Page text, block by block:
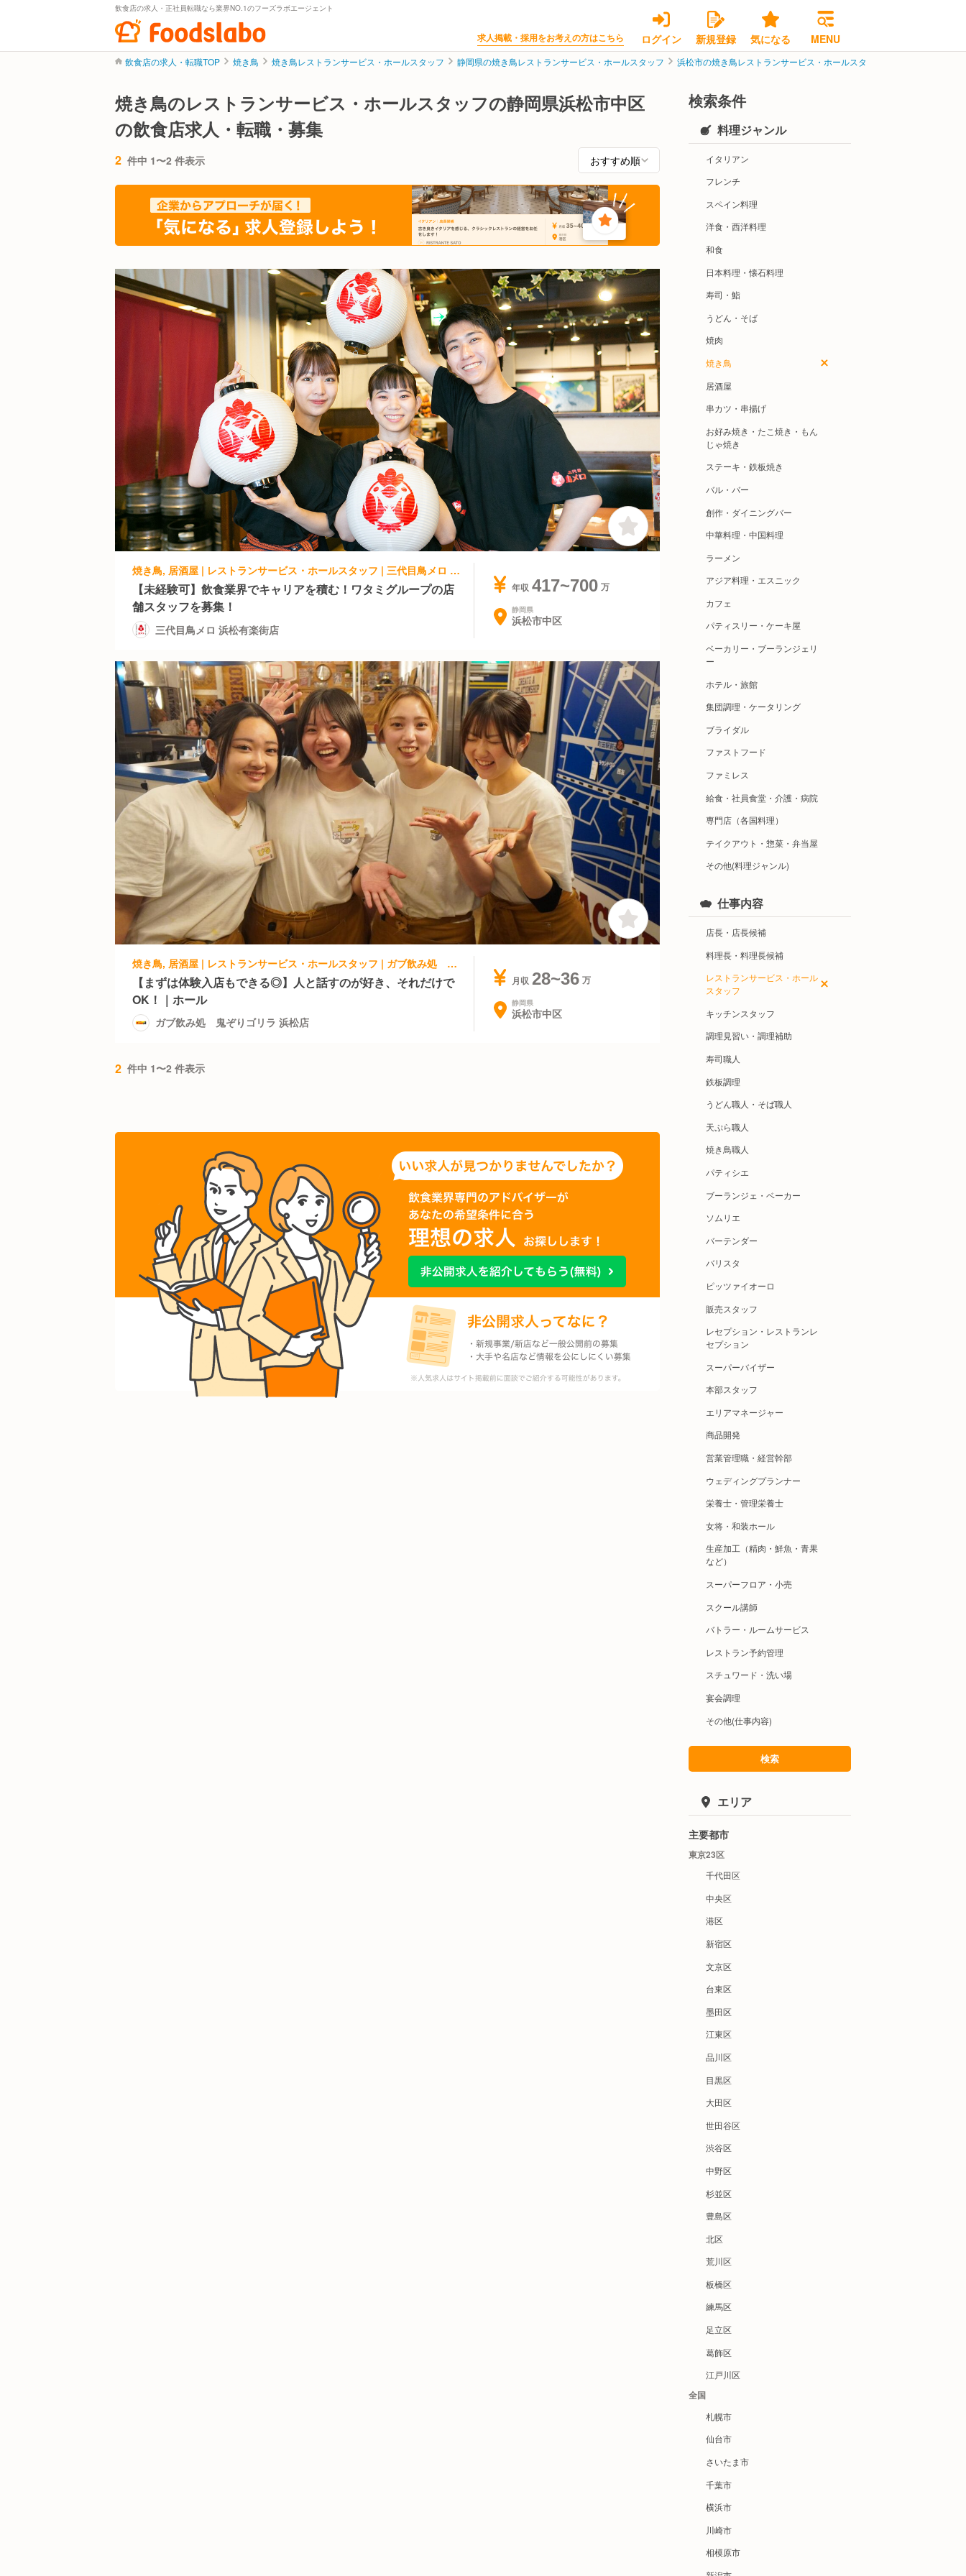
飲食店の求人・正社員転職なら業界NO.1のフーズラボエージェント
求人掲載・採用をお考えの方はこちら ログイン 新規登録 気になる MENU
飲食店の求人・転職TOP 焼き鳥 焼き鳥レストランサービス・ホールスタッフ 静岡県の焼き鳥レストランサービス・ホールスタッフ 浜松市の焼き鳥レストランサービス・ホールスタッフ
焼き鳥のレストランサービス・ホールスタッフの静岡県浜松市中区
の飲食店求人・転職・募集
2 件中 1〜2 件表示
焼き鳥, 居酒屋 | レストランサービス・ホールスタッフ | 三代目鳥メロ 浜松有楽街店
【未経験可】飲食業界でキャリアを積む！ワタミグループの店
舗スタッフを募集！
三代目鳥メロ 浜松有楽街店
年収 417~700
静岡県
浜松市中区
焼き鳥, 居酒屋 | レストランサービス・ホールスタッフ | ガブ飲み処 鬼ぞりゴリラ 浜松店
【まずは体験入店もできる◎】人と話すのが好き、それだけで
OK！｜ホール
ガブ飲み処 鬼ぞりゴリラ 浜松店
月収 28~36
静岡県
浜松市中区
2 件中 1〜2 件表示
検索条件
料理ジャンル
イタリアン
フレンチ
スペイン料理
洋食・西洋料理
和食
日本料理・懐石料理
寿司・鮨
うどん・そば
焼肉
焼き鳥
居酒屋
串カツ・串揚げ
お好み焼き・たこ焼き・もん
じゃ焼き
ステーキ・鉄板焼き
バル・バー
創作・ダイニングバー
中華料理・中国料理
ラーメン
アジア料理・エスニック
カフェ
パティスリー・ケーキ屋
ベーカリー・ブーランジェリ
ー
ホテル・旅館
集団調理・ケータリング
ブライダル
ファストフード
ファミレス
給食・社員食堂・介護・病院
専門店（各国料理）
テイクアウト・惣菜・弁当屋
その他(料理ジャンル)
仕事内容
店長・店長候補
料理長・料理長候補
レストランサービス・ホール
スタッフ
キッチンスタッフ
調理見習い・調理補助
寿司職人
鉄板調理
うどん職人・そば職人
天ぷら職人
焼き鳥職人
パティシエ
ブーランジェ・ベーカー
ソムリエ
バーテンダー
バリスタ
ピッツァイオーロ
販売スタッフ
レセプション・レストランレ
セプション
スーパーバイザー
本部スタッフ
エリアマネージャー
商品開発
営業管理職・経営幹部
ウェディングプランナー
栄養士・管理栄養士
女将・和装ホール
生産加工（精肉・鮮魚・青果
など）
スーパーフロア・小売
スクール講師
バトラー・ルームサービス
レストラン予約管理
スチュワード・洗い場
宴会調理
その他(仕事内容)
検索
エリア
主要都市
東京23区
千代田区
中央区
港区
新宿区
文京区
台東区
墨田区
江東区
品川区
目黒区
大田区
世田谷区
渋谷区
中野区
杉並区
豊島区
北区
荒川区
板橋区
練馬区
足立区
葛飾区
江戸川区
全国
札幌市
仙台市
さいたま市
千葉市
横浜市
川崎市
相模原市